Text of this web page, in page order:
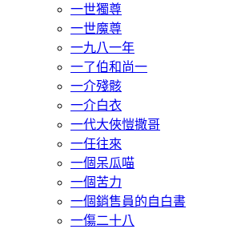
一世獨尊
一世魔尊
一九八一年
一了伯和尚一
一介殘骸
一介白衣
一代大俠愷撒哥
一任往來
一個呆瓜喵
一個苦力
一個銷售員的自白書
一傷二十八